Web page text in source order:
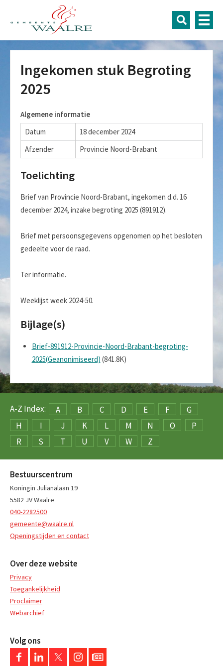
Ingekomen stuk Begroting
2025
Algemene informatie
Datum
18 december 2024
Afzender
Provincie Noord-Brabant
Toelichting
Brief van Provincie Noord-Brabant, ingekomen d.d. 16
december 2024, inzake begroting 2025 (891912).
Brief met persoonsgegevens opgenomen op het besloten
gedeelte voor de raad.
Ter informatie.
Weeklijst week 2024-50.
Bijlage(s)
Brief-891912-Provincie-Noord-Brabant-begroting-
2025(Geanonimiseerd) (841.8K)
A-Z Index: A B C D E F
G
H
I J K L M N O
P
R
S T U V W Z
Bestuurscentrum
Koningin Julianalaan 19
5582 JV Waalre
040-2282500
gemeente@waalre.nl
Openingstijden en contact
Over deze website
Privacy
Toegankelijkheid
Proclaimer
Webarchief
Volg ons